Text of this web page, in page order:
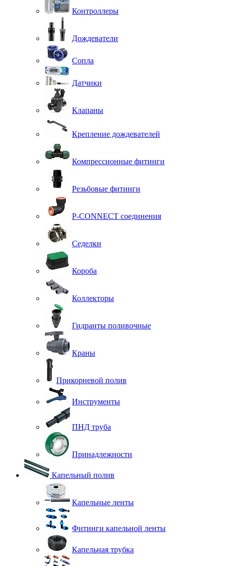
Контроллеры
Дождеватели
Сопла
Датчики
Клапаны
Крепление дождевателей
Компрессионные фитинги
Резьбовые фитинги
P-CONNECT соединения
Седелки
Короба
Коллекторы
Гидранты поливочные
Краны
Прикорневой полив
Инструменты
ПНД труба
Принадлежности
Капельный полив
Капельные ленты
Фитинги капельной ленты
Капельная трубка